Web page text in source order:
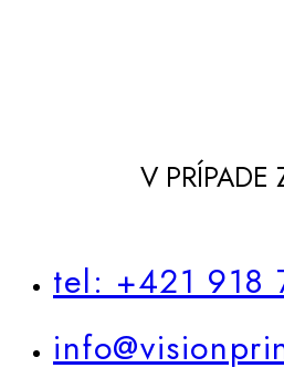
V
tel: +421 918